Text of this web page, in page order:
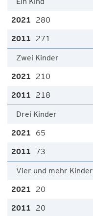
280
271
Zwei Kinder
210
218
Drei Kinder
65
73
Vier und mehr Kinder
20
20